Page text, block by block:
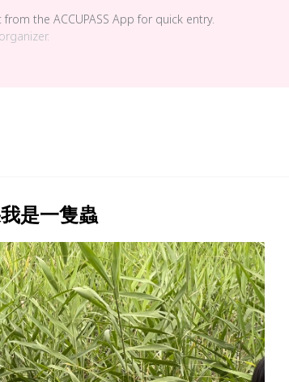
the ACCUPASS App for quick entry.
是一隻蟲